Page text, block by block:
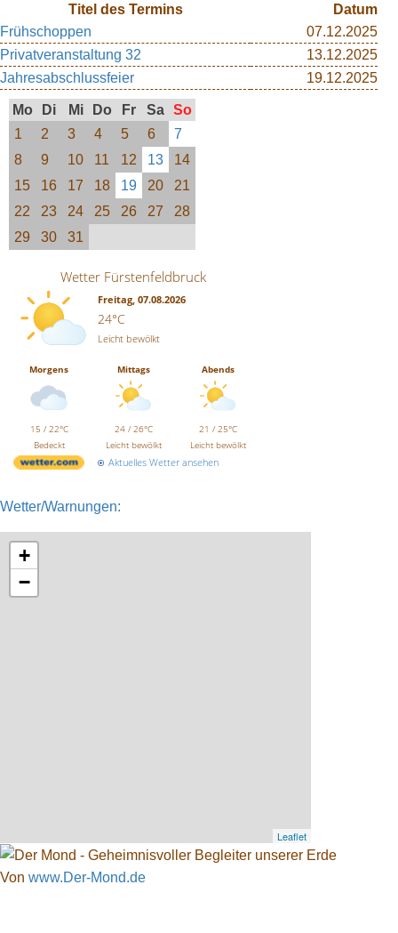
Titel des Termins
Datum
Frühschoppen
07.12.2025
Privatveranstaltung 32
13.12.2025
Jahresabschlussfeier
19.12.2025
Mo Di Mi Do Fr Sa So
1
2 3 4 5 6
7
8
9 10 11 12 13
14
15
16 17 18 19 20
21
22
23 24 25 26 27
28
29
30 31
Wetter Fürstenfeldbruck
Freitag, 07.08.2026
24°C
Leicht bewölkt
Morgens
15 / 22°C
Bedeckt
Mittags
24 / 26°C
Leicht bewölkt
Abends
21 / 25°C
Leicht bewölkt
Aktuelles Wetter ansehen
Wetter/Warnungen:
+
−
Leaflet
Von www.Der-Mond.de